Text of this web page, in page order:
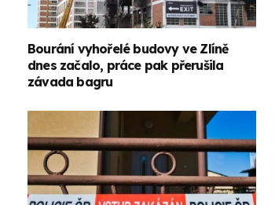
Bourání vyhořelé budovy ve Zlíně
dnes začalo, práce pak přerušila
závada bagru